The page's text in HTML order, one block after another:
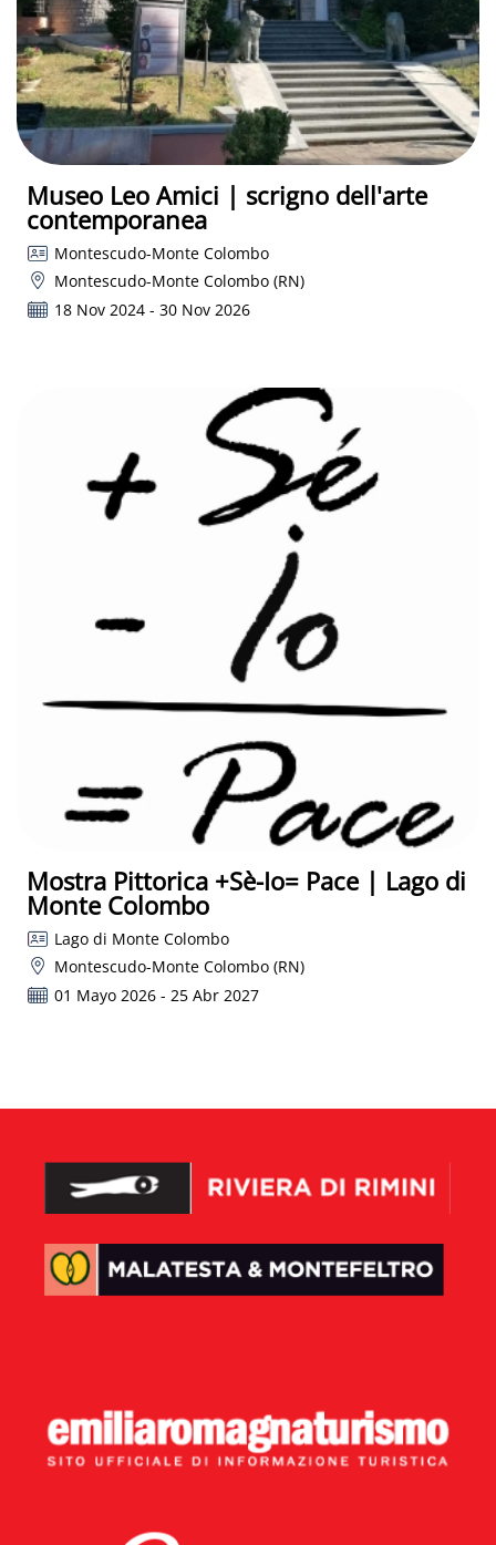
Museo Leo Amici | scrigno dell'arte
contemporanea
Montescudo-Monte Colombo
Montescudo-Monte Colombo (RN)
18 Nov 2024 - 30 Nov 2026
Mostra Pittorica +Sè-Io= Pace | Lago di
Monte Colombo
Lago di Monte Colombo
Montescudo-Monte Colombo (RN)
01 Mayo 2026 - 25 Abr 2027